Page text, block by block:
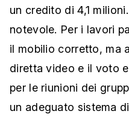
un credito di 4,1
notevole. Per i lavori
il mobilio corretto, ma
diretta video e il voto
per le riunioni dei
un adeguato sistema